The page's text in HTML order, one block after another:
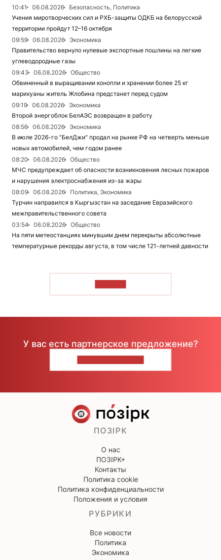
10:41
06.08.2026
Безопасность, Политика
Учения миротворческих сил и РХБ-защиты ОДКБ на белорусской
территории пройдут 12–16 октября
09:59
06.08.2026
Экономика
Правительство вернуло нулевые экспортные пошлины на легкие
углеводородные газы
09:43
06.08.2026
Общество
Обвиненный в выращивании конопли и хранении более 25 кг
марихуаны житель Жлобина предстанет перед судом
09:19
06.08.2026
Экономика
Второй энергоблок БелАЭС возвращен в работу
08:56
06.08.2026
Экономика
В июле 2026-го "БелДжи" продал на рынке РФ на четверть меньше
новых автомобилей, чем годом ранее
08:20
06.08.2026
Общество
МЧС предупреждает об опасности возникновения лесных пожаров
и нарушения электроснабжения из-за жары
08:09
06.08.2026
Политика, Экономика
Турчин направился в Кыргызстан на заседание Евразийского
межправительственного совета
03:54
06.08.2026
Общество
На пяти метеостанциях минувшим днем перекрыты абсолютные
температурные рекорды августа, в том числе 121-летней давности
У вас есть партнерское предложение?
ПОЗІРК
О нас
ПОЗІРК+
Контакты
Политика cookie
Политика конфиденциальности
Положения и условия
РУБРИКИ
Все новости
Политика
Экономика